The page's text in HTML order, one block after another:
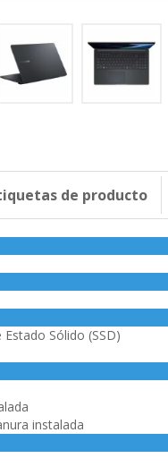
de producto
Sólido (SSD)
instalada